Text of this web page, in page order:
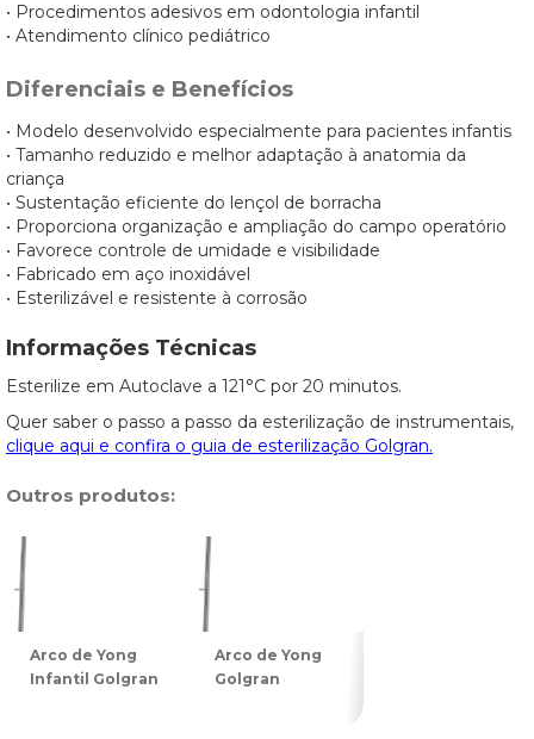
• Procedimentos adesivos em odontologia infantil
• Atendimento clínico pediátrico
Diferenciais e Benefícios
• Modelo desenvolvido especialmente para pacientes infantis
• Tamanho reduzido e melhor adaptação à anatomia da
criança
• Sustentação eficiente do lençol de borracha
• Proporciona organização e ampliação do campo operatório
• Favorece controle de umidade e visibilidade
• Fabricado em aço inoxidável
• Esterilizável e resistente à corrosão
Informações Técnicas
Esterilize em Autoclave a 121°C por 20 minutos.
Quer saber o passo a passo da esterilização de instrumentais,
clique aqui e confira o guia de esterilização Golgran.
Outros produtos:
Arco de Yong
Infantil Golgran
Arco de Yong
Golgran